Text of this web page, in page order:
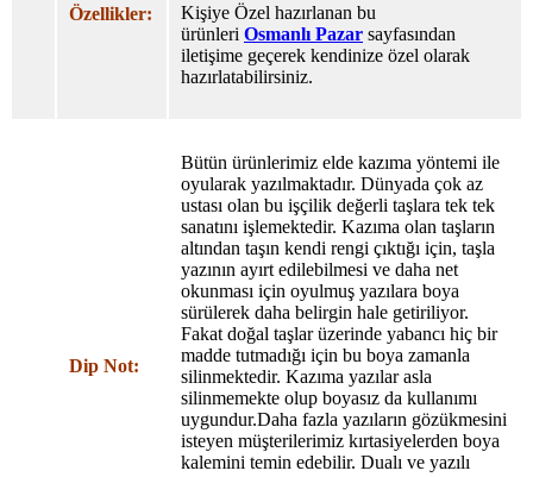
Özellikler:
Kişiye Özel hazırlanan bu
ürünleri Osmanlı Pazar sayfasından
iletişime geçerek kendinize özel olarak
hazırlatabilirsiniz.
Dip Not:
Bütün ürünlerimiz elde kazıma yöntemi ile
oyularak yazılmaktadır. Dünyada çok az
ustası olan bu işçilik değerli taşlara tek tek
sanatını işlemektedir. Kazıma olan taşların
altından taşın kendi rengi çıktığı için, taşla
yazının ayırt edilebilmesi ve daha net
okunması için oyulmuş yazılara boya
sürülerek daha belirgin hale getiriliyor.
Fakat doğal taşlar üzerinde yabancı hiç bir
madde tutmadığı için bu boya zamanla
silinmektedir. Kazıma yazılar asla
silinmemekte olup boyasız da kullanımı
uygundur.Daha fazla yazıların gözükmesini
isteyen müşterilerimiz kırtasiyelerden boya
kalemini temin edebilir. Dualı ve yazılı